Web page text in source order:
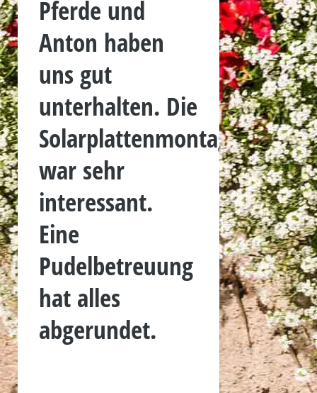
Pferde und
Anton haben
uns gut
unterhalten. Die
Solarplattenmontage
war sehr
interessant.
Eine
Pudelbetreuung
hat alles
abgerundet.